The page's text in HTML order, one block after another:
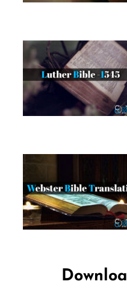
October
October